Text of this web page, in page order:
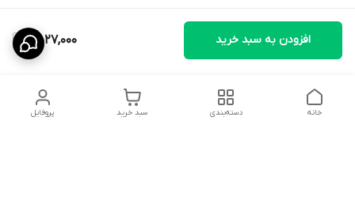
4,027,000 افزودن به سبد خرید
پروفایل سبد خرید دسته‌بندی خانه